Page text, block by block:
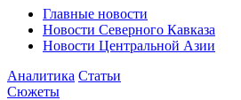
Главные новости
Новости Северного Кавказа
Новости Центральной Азии
Аналитика Статьи
Сюжеты